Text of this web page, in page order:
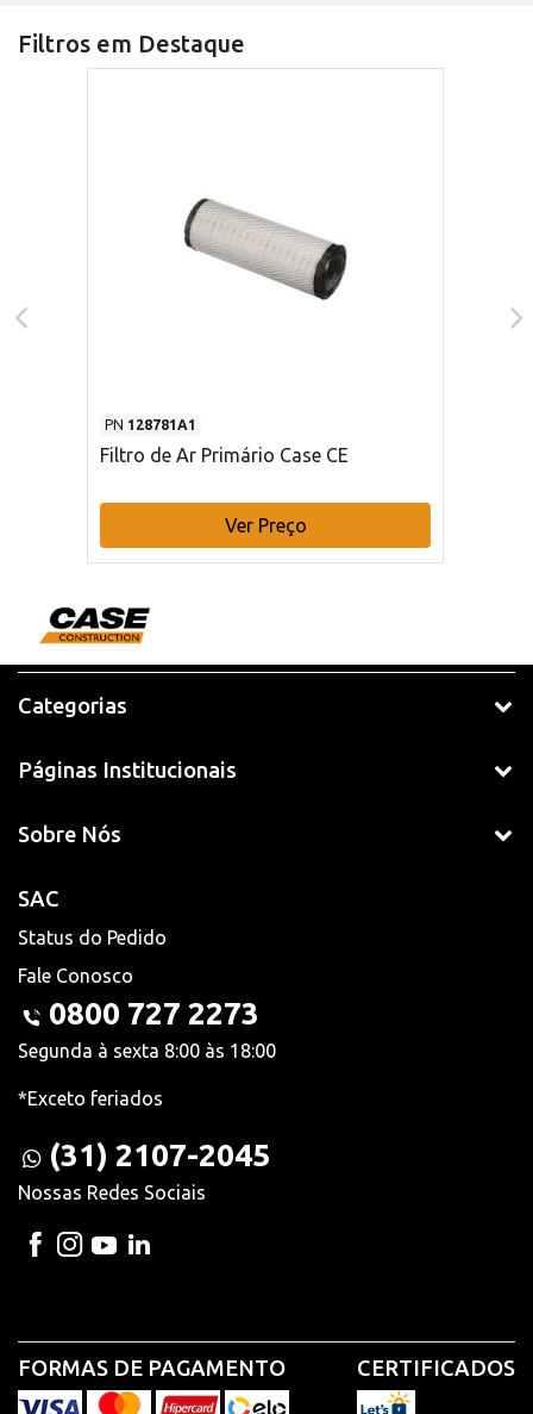
Filtros em Destaque
PN 128781A1
Filtro de Ar Primário Case CE
Ver Preço
Categorias
Páginas Institucionais
Sobre Nós
SAC
Status do Pedido
Fale Conosco
0800 727 2273
Segunda à sexta 8:00 às 18:00
*Exceto feriados
(31) 2107-2045
Nossas Redes Sociais
FORMAS DE PAGAMENTO CERTIFICADOS